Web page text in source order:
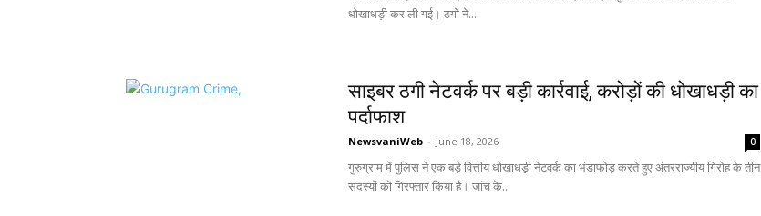
धोखाधड़ी कर ली गई। ठगों ने...
साइबर ठगी नेटवर्क पर बड़ी कार्रवाई, करोड़ों की धोखाधड़ी का
पर्दाफाश
NewsvaniWeb - June 18, 2026 0
गुरुग्राम में पुलिस ने एक बड़े वित्तीय धोखाधड़ी नेटवर्क का भंडाफोड़ करते हुए अंतरराज्यीय गिरोह के तीन
सदस्यों को गिरफ्तार किया है। जांच के...